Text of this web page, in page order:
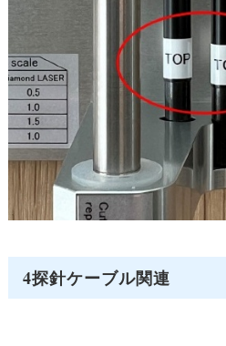
4探針ケーブル関連